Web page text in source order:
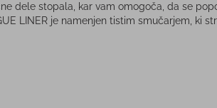
dele stopala, kar vam omogoča, da se
LINER je namenjen tistim smučarjem,